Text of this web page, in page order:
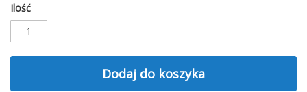
Ilość
Dodaj do koszyka